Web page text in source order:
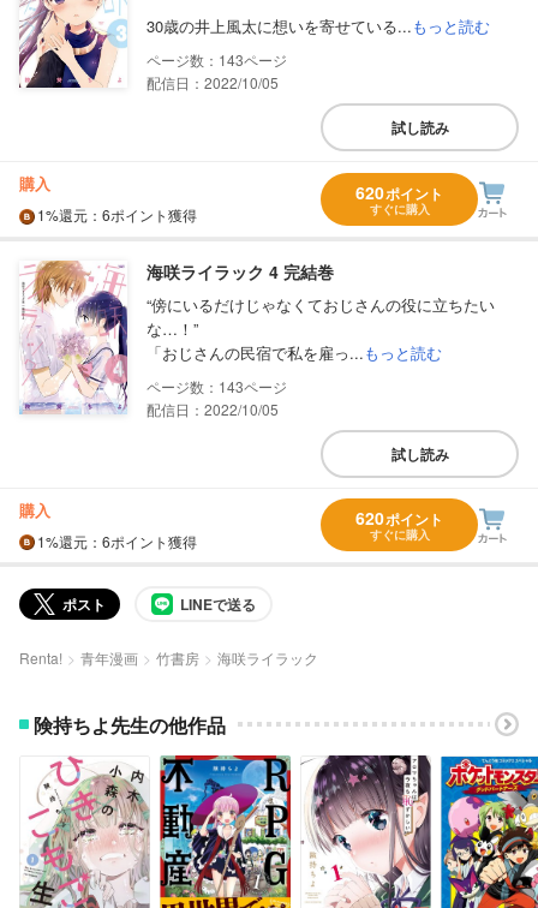
30歳の井上風太に想いを寄せている...もっと読む
143
配信日：2022/10/05
試し読み
購入
1%還元 ：6ポイント獲得
620ポイント
すぐに購入
海咲ライラック 4 完結巻
“傍にいるだけじゃなくておじさんの役に立ちたい
な…！”
「おじさんの民宿で私を雇っ...もっと読む
143
配信日：2022/10/05
試し読み
購入
1%還元 ：6ポイント獲得
620ポイント
すぐに購入
ポスト LINEで送る
Renta! 青年漫画 竹書房 海咲ライラック
険持ちよ先生の他作品